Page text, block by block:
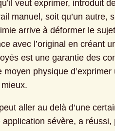
veut exprimer, introduit
manuel, soit qu’un autre,
arrive à déformer le
avec l’original en créant
est une garantie des
physique d’exprimer
aller au delà d’une
sévère, a réussi,